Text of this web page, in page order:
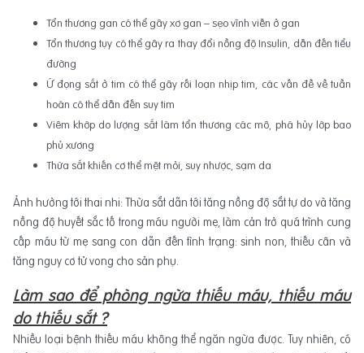
Tổn thương gan có thể gây xơ gan – sẹo vĩnh viễn ở gan
Tổn thương tụy có thể gây ra thay đổi nồng độ Insulin, dẫn đến tiểu
đường
Ứ đọng sắt ở tim có thể gây rối loạn nhịp tim, các vấn đề về tuần
hoàn có thể dẫn đến suy tim
Viêm khớp do lượng sắt làm tổn thương các mô, phá hủy lớp bao
phủ xương
Thừa sắt khiến cơ thể mệt mỏi, suy nhược, sạm da
Ảnh hưởng tới thai nhi: Thừa sắt dẫn tới tăng nồng độ sắt tự do và tăng
nồng độ huyết sắc tố trong máu người mẹ, làm cản trở quá trình cung
cấp máu từ mẹ sang con dẫn đến tình trạng: sinh non, thiếu cân và
tăng nguy cơ tử vong cho sản phụ.
Làm sao để phòng ngừa thiếu máu, thiếu máu
do thiếu sắt ?
Nhiều loại bệnh thiếu máu không thể ngăn ngừa được. Tuy nhiên, có